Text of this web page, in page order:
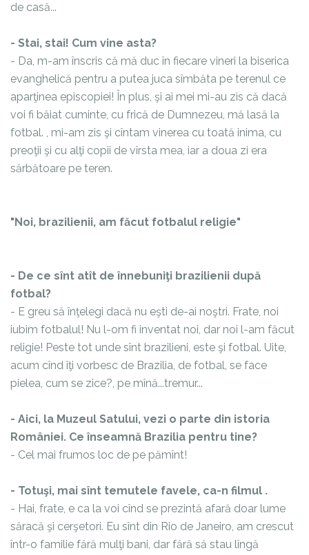
de casă...
- Stai, stai! Cum vine asta?
- Da, m-am înscris că mă duc în fiecare vineri la biserica
evanghelică pentru a putea juca sîmbăta pe terenul ce
aparţinea episcopiei! În plus, şi ai mei mi-au zis că dacă
voi fi băiat cuminte, cu frică de Dumnezeu, mă lasă la
fotbal. , mi-am zis şi cîntam vinerea cu toată inima, cu
preoţii şi cu alţi copii de vîrsta mea, iar a doua zi era
sărbătoare pe teren.
"Noi, brazilienii, am făcut fotbalul religie"
- De ce sînt atît de înnebuniţi brazilienii după
fotbal?
- E greu să înţelegi dacă nu eşti de-ai noştri. Frate, noi
iubim fotbalul! Nu l-om fi inventat noi, dar noi l-am făcut
religie! Peste tot unde sînt brazilieni, este şi fotbal. Uite,
acum cînd îţi vorbesc de Brazilia, de fotbal, se face
pielea, cum se zice?, pe mînă...tremur...
- Aici, la Muzeul Satului, vezi o parte din istoria
României. Ce înseamnă Brazilia pentru tine?
- Cel mai frumos loc de pe pămînt!
- Totuşi, mai sînt temutele favele, ca-n filmul .
- Hai, frate, e ca la voi cînd se prezintă afară doar lume
săracă şi cerşetori. Eu sînt din Rio de Janeiro, am crescut
într-o familie fără mulţi bani, dar fără să stau lîngă